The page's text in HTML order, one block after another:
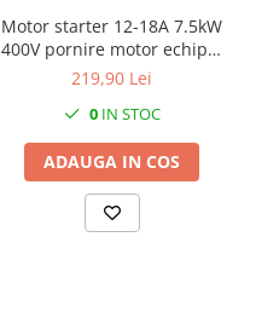
Motor starter 12-18A 7.5kW
400V pornire motor echipat
cu contactor si releu termic
219,90 Lei
0IN STOC
ADAUGA IN COS